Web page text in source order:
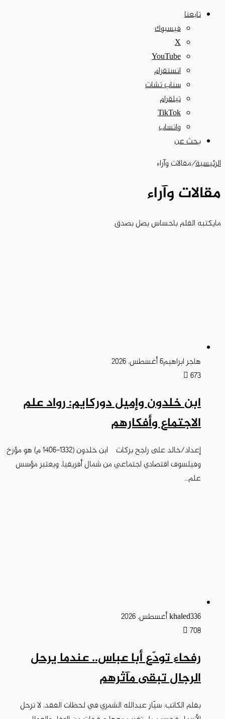
تابعنا
فيسبوك
‫X
‫YouTube
انستقرام
سناب تشات
تيلقرام
‫TikTok
واتساب
بحث عن
الرئيسية/مقالات وآراء
مقالات وآراء
مايكتبه القلم باحساس يصل بصدق
هاجر ابراهيم6 أغسطس، 2026
673
ابن خلدون وإميل دوركايم: رواد علم
الاجتماع وأفكارهم
إعداد/خالد على راجح بركات ابن خلدون (1332-1406 م) هو مؤرخ
وفيلسوف اقتصادي اجتماعي من شمال أفريقيا، ويعتبر مؤسس
علم…
khaled336 أغسطس، 2026
708
رفحاء تودّع أبا عباس.. عندما يرحل
الرجال تبقى مآثرهم
بقلم الكاتب: سيّار عبدالله الشمري في لحظات الفقد، لا ترحل